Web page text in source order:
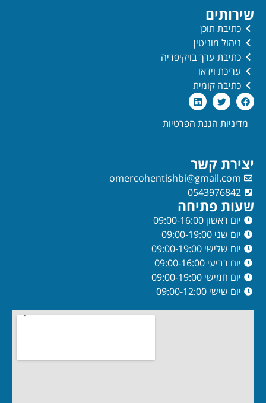
שירותים
כתיבת תוכן
ניהול מוניטין
כתיבת ערך בויקיפדיה
עריכת וידאו
כתיבה קומית
מדיניות הגנת הפרטיות
יצירת קשר
omercohentishbi@gmail.com
0543976842
שעות פתיחה
יום ראשון 09:00-16:00
יום שני 09:00-19:00
יום שלישי 09:00-19:00
יום רביעי 09:00-16:00
יום חמישי 09:00-19:00
יום שישי 09:00-12:00